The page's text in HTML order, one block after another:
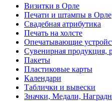
Визитки в Орле
Печати и штампы в Орле
Свадебная атрибутика
Печать на холсте
Опечатывающие
Сувенирная продукция,
Пакеты
Пластиковые карты
Календари
Таблички и вывески
Значки, Медали,